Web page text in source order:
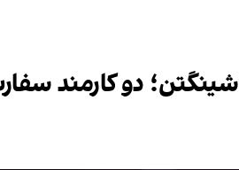
دو کارمند